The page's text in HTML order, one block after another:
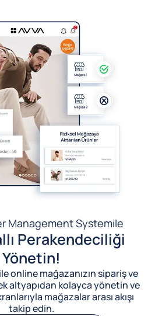
Management Systemile
Perakendeciliği
Yönetin!
online mağazanızın sipariş ve
altyapıdan kolayca yönetin ve
mağazalar arası akışı
takip edin.